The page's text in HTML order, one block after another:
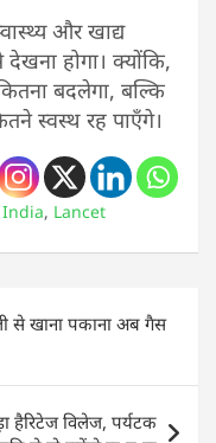
और खाद्य
होगा। क्योंकि,
बदलेगा, बल्कि
स्वस्थ रह पाएँगे।
India, Lancet
से खाना पकाना अब गैस
हैरिटेज विलेज, पर्यटक